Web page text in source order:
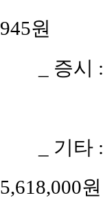
945원
_ 증시 :
_ 기타 :
5,618,000원